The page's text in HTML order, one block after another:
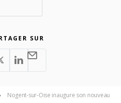
SUR
Nogent-sur-Oise inaugure son nouveau